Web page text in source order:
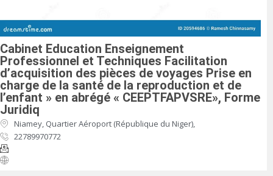
Cabinet Education Enseignement
Professionnel et Techniques Facilitation
d’acquisition des pièces de voyages Prise en
charge de la santé de la reproduction et de
l’enfant » en abrégé « CEEPTFAPVSRE», Forme
Juridiq
Niamey, Quartier Aéroport (République du Niger),
22789970772